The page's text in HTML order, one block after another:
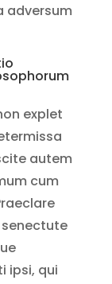
adversum
explet
autem
cum
senectute
ipsi, qui